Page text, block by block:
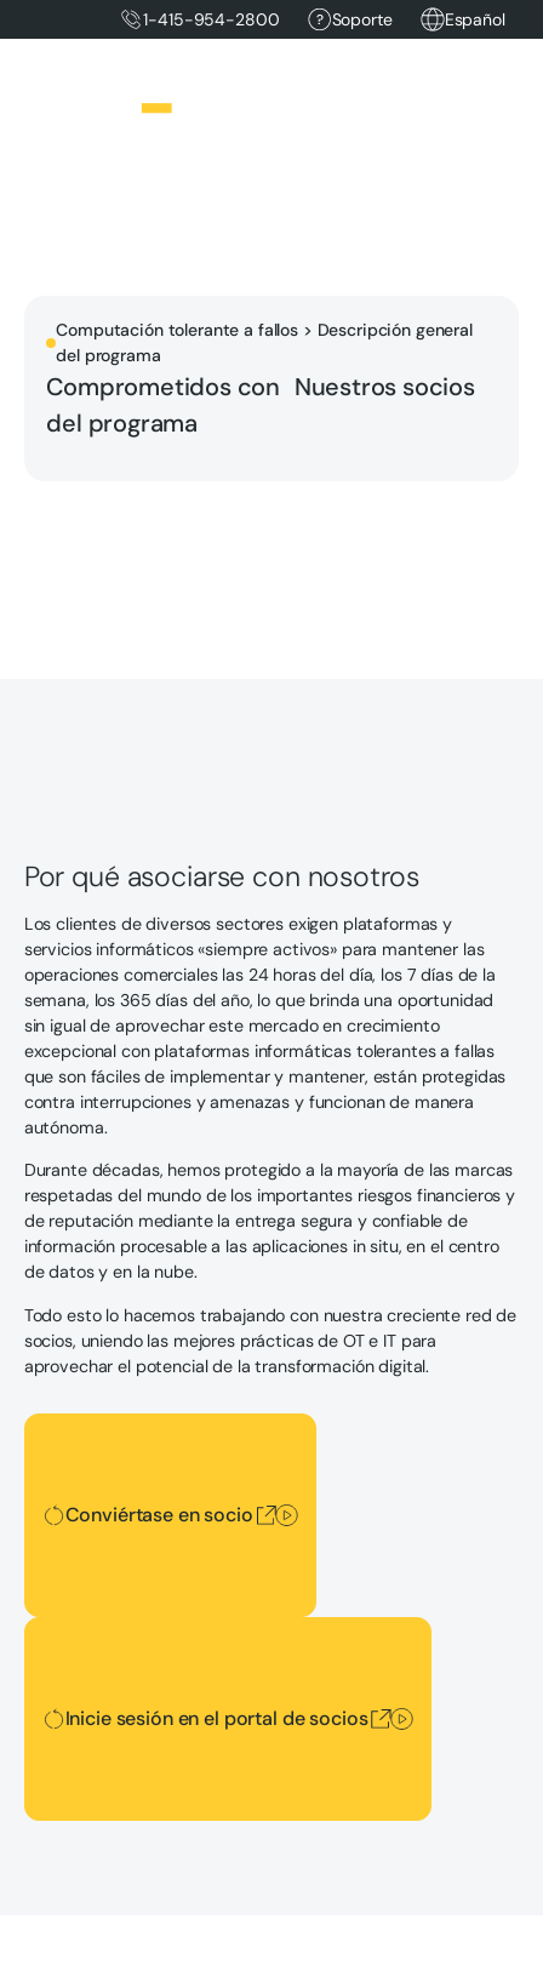
1-415-954-2800 Soporte Español
Computación tolerante a fallos > Descripción general
del programa
Comprometidos con Nuestros socios
del programa
Por qué asociarse con nosotros
Los clientes de diversos sectores exigen plataformas y
servicios informáticos «siempre activos» para mantener las
operaciones comerciales las 24 horas del día, los 7 días de la
semana, los 365 días del año, lo que brinda una oportunidad
sin igual de aprovechar este mercado en crecimiento
excepcional con plataformas informáticas tolerantes a fallas
que son fáciles de implementar y mantener, están protegidas
contra interrupciones y amenazas y funcionan de manera
autónoma.
Durante décadas, hemos protegido a la mayoría de las marcas
respetadas del mundo de los importantes riesgos financieros y
de reputación mediante la entrega segura y confiable de
información procesable a las aplicaciones in situ, en el centro
de datos y en la nube.
Todo esto lo hacemos trabajando con nuestra creciente red de
socios, uniendo las mejores prácticas de OT e IT para
aprovechar el potencial de la transformación digital.
Conviértase en socio
Conviértase en socio
Inicie sesión en el portal de socios
Inicie sesión en el portal de socios